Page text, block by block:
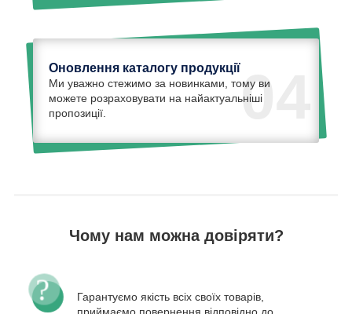
04
Оновлення каталогу продукції
Ми уважно стежимо за новинками, тому ви
можете розраховувати на найактуальніші
пропозиції.
Чому нам можна довіряти?
Гарантуємо якість всіх своїх товарів,